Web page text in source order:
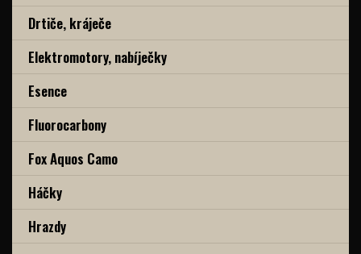
Drtiče, kráječe
Elektromotory, nabíječky
Esence
Fluorocarbony
Fox Aquos Camo
Háčky
Hrazdy